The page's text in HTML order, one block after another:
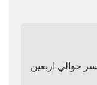
حوالي اربعين